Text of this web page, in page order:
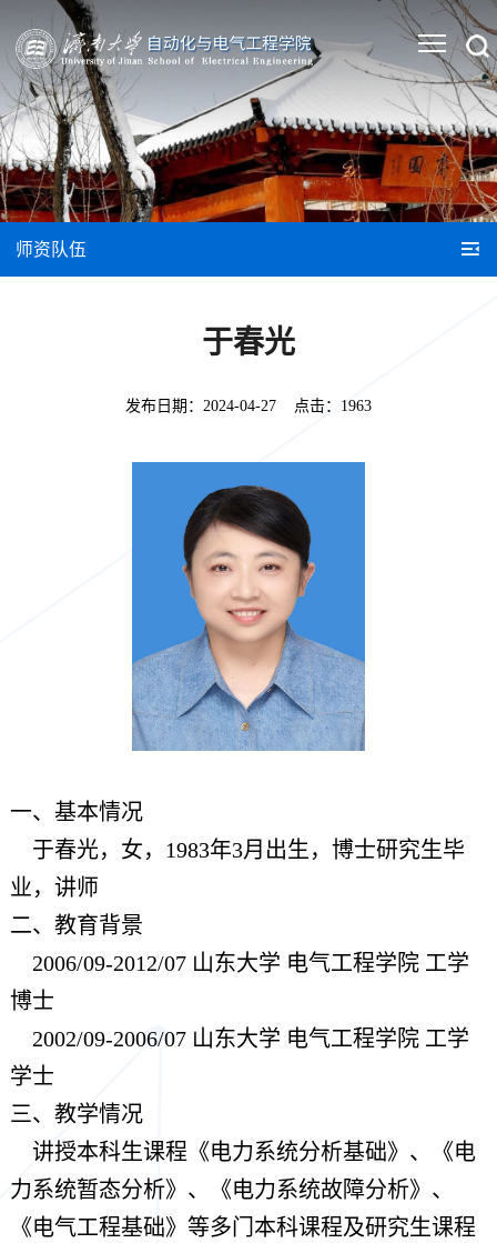
师资队伍
于春光
发布日期： 2024-04-27点击： 1963
一、基本情况
于春光，女， 1983年3月出生，博士研究生毕
业，讲师
二、教育背景
2006/09-2012/07 山东大学 电气工程学院 工学
博士
2002/09-2006/07 山东大学 电气工程学院 工学
学士
三、教学情况
讲授本科生课程《电力系统分析基础》、《电
力系统暂态分析》、《电力系统故障分析》、
《电气工程基础》等多门本科课程及研究生课程